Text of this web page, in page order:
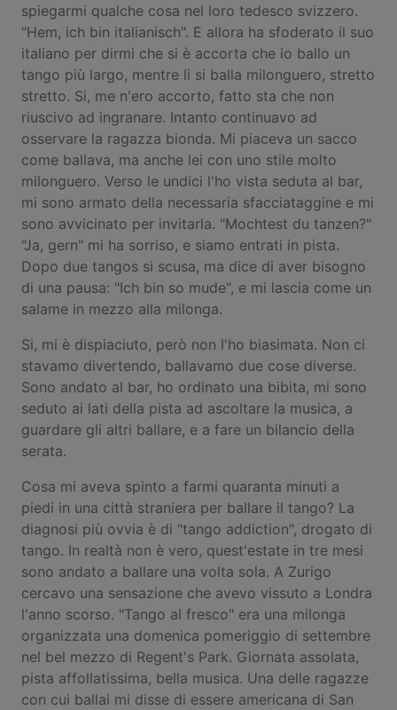
spiegarmi qualche cosa nel loro tedesco svizzero.
"Hem, ich bin italianisch". E allora ha sfoderato il suo
italiano per dirmi che si è accorta che io ballo un
tango più largo, mentre li si balla milonguero, stretto
stretto. Si, me n'ero accorto, fatto sta che non
riuscivo ad ingranare. Intanto continuavo ad
osservare la ragazza bionda. Mi piaceva un sacco
come ballava, ma anche lei con uno stile molto
milonguero. Verso le undici l'ho vista seduta al bar,
mi sono armato della necessaria sfacciataggine e mi
sono avvicinato per invitarla. "Mochtest du tanzen?"
"Ja, gern" mi ha sorriso, e siamo entrati in pista.
Dopo due tangos si scusa, ma dice di aver bisogno
di una pausa: "Ich bin so mude", e mi lascia come un
salame in mezzo alla milonga.
Si, mi è dispiaciuto, però non l'ho biasimata. Non ci
stavamo divertendo, ballavamo due cose diverse.
Sono andato al bar, ho ordinato una bibita, mi sono
seduto ai lati della pista ad ascoltare la musica, a
guardare gli altri ballare, e a fare un bilancio della
serata.
Cosa mi aveva spinto a farmi quaranta minuti a
piedi in una città straniera per ballare il tango? La
diagnosi più ovvia è di "tango addiction", drogato di
tango. In realtà non è vero, quest'estate in tre mesi
sono andato a ballare una volta sola. A Zurigo
cercavo una sensazione che avevo vissuto a Londra
l'anno scorso. "Tango al fresco" era una milonga
organizzata una domenica pomeriggio di settembre
nel bel mezzo di Regent's Park. Giornata assolata,
pista affollatissima, bella musica. Una delle ragazze
con cui ballai mi disse di essere americana di San